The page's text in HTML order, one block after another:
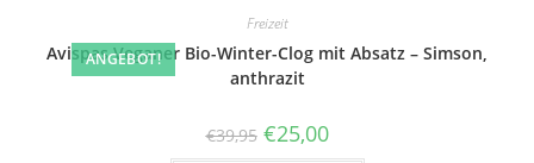
ANGEBOT!
Freizeit
Avispas Veganer Bio-Winter-Clog mit Absatz – Simson,
anthrazit
€39,95 Ursprünglicher
Preis
€25,00Aktueller
Preis